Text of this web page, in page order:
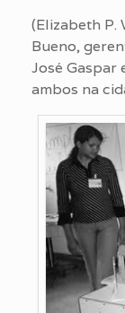
(Elizabeth P.
Bueno,
José Gaspar
ambos na